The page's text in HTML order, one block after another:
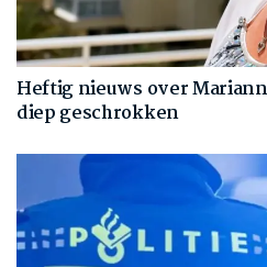
Heftig nieuws over
diep geschrokken